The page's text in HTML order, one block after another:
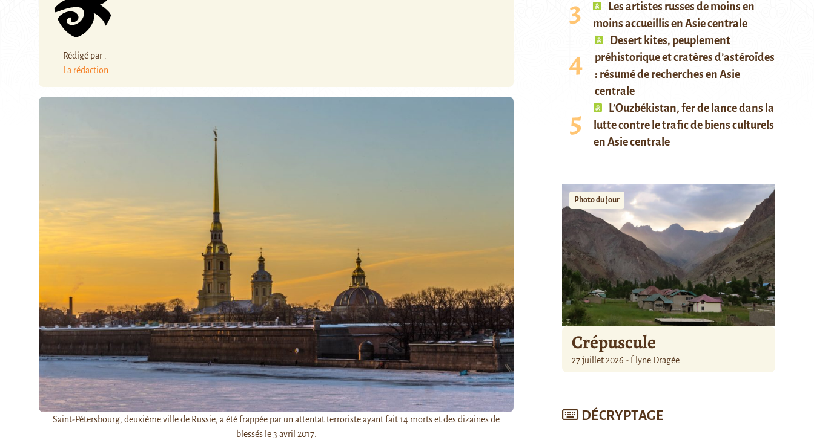
Rédigé par :
La rédaction
Saint-Pétersbourg, deuxième ville de Russie, a été frappée par un attentat terroriste ayant fait 14 morts et des dizaines de
blessés le 3 avril 2017.
Les artistes russes de moins en
moins accueillis en Asie centrale
Desert kites, peuplement
préhistorique et cratères d’astéroïdes
: résumé de recherches en Asie
centrale
L’Ouzbékistan, fer de lance dans la
lutte contre le trafic de biens culturels
en Asie centrale
Photo du jour
Crépuscule
27 juillet 2026 - Élyne Dragée
DÉCRYPTAGE